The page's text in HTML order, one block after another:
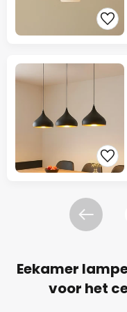
Vorige
Eekamer
voor het